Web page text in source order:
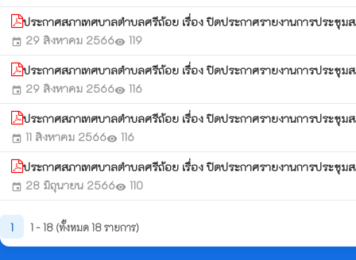
ประกาศสภาเทศบาลตำบลศรีถ้อย เรื่อง ปิดประกาศรายงานการปร
event 29 สิงหาคม 2566visibility 119
ประกาศสภาเทศบาลตำบลศรีถ้อย เรื่อง ปิดประกาศรายงานการปร
event 29 สิงหาคม 2566visibility 116
ประกาศสภาเทศบาลตำบลศรีถ้อย เรื่อง ปิดประกาศรายงานการปร
event 11 สิงหาคม 2566visibility 116
ประกาศสภาเทศบาลตำบลศรีถ้อย เรื่อง ปิดประกาศรายงานการปร
event 28 มิถุนายน 2566visibility 110
1 1 - 18 (ทั้งหมด 18 รายการ)